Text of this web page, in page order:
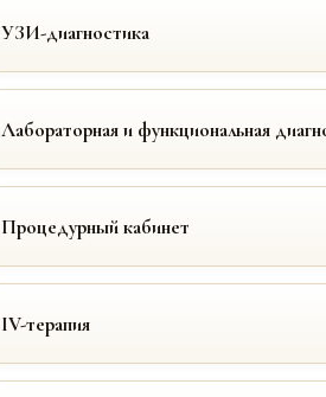
УЗИ-диагностика
Лабораторная и функциональная
Процедурный кабинет
IV-терапия